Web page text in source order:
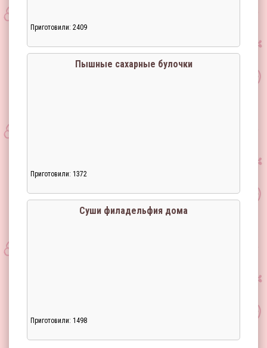
Приготовили: 2409
Пышные сахарные булочки
Приготовили: 1372
Суши филадельфия дома
Приготовили: 1498